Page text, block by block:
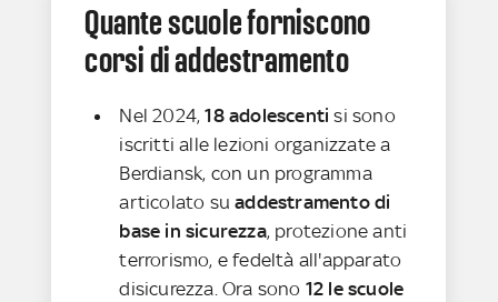
Quante scuole forniscono
corsi di addestramento
Nel 2024,18 adolescentisi sono
iscritti alle lezioni organizzate a
Berdiansk, con un programma
articolato suaddestramento di
base in sicurezza, protezione anti
terrorismo, e fedeltà all'apparato
disicurezza. Ora sono 12 le scuole